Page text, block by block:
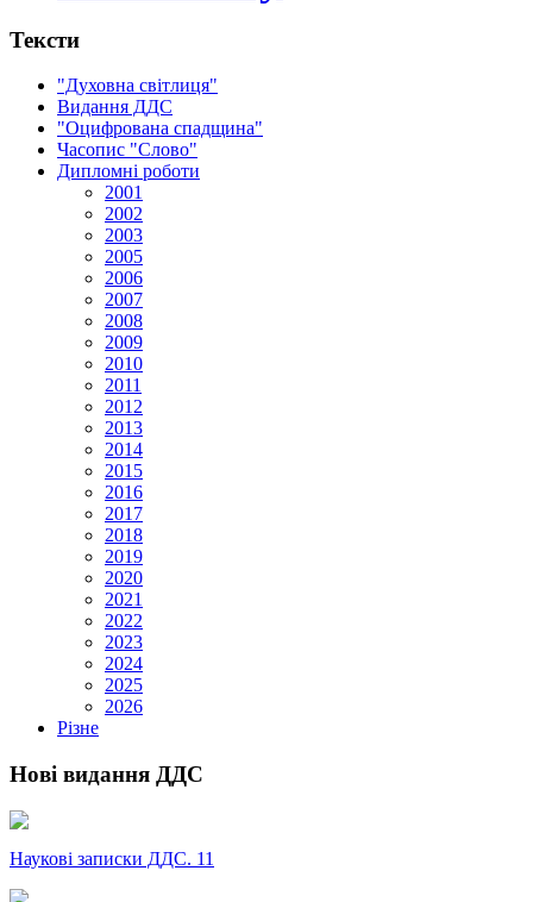
Тексти
"Духовна світлиця"
Видання ДДС
"Оцифрована спадщина"
Часопис "Слово"
Дипломні роботи
2001
2002
2003
2005
2006
2007
2008
2009
2010
2011
2012
2013
2014
2015
2016
2017
2018
2019
2020
2021
2022
2023
2024
2025
2026
Різне
Нові видання ДДС
Наукові записки ДДС. 11